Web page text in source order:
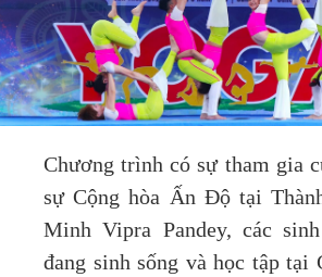
Chương trình có sự tham gia
sự Cộng hòa Ấn Độ tại
Minh Vipra Pandey, các
đang sinh sống và học tập tại